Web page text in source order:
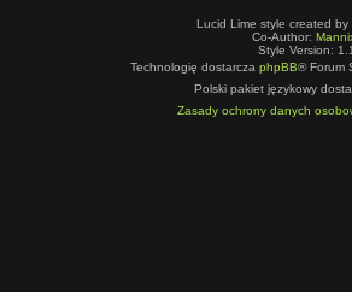
Lucid Lime style created by
Co-Author:
Style Version:
Technologię dostarcza phpBB® Forum
Polski pakiet językowy
Zasady ochrony danych